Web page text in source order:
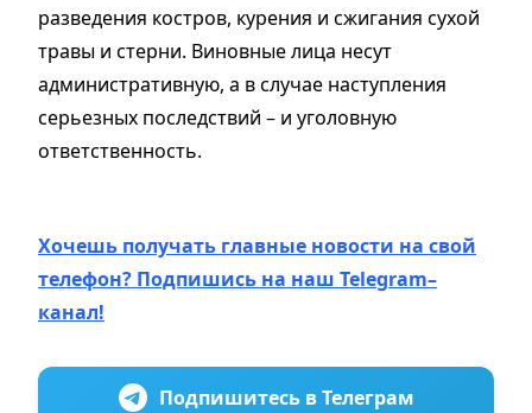
разведения костров, курения и сжигания сухой
травы и стерни. Виновные лица несут
административную, а в случае наступления
серьезных последствий – и уголовную
ответственность.
Хочешь получать главные новости на свой
телефон? Подпишись на наш Telegram–
канал!
Подпишитесь в Телеграм